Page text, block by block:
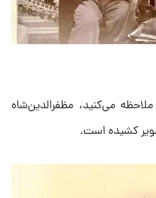
می‌کنید، مظفرالدین‌شاه
کشیده است.